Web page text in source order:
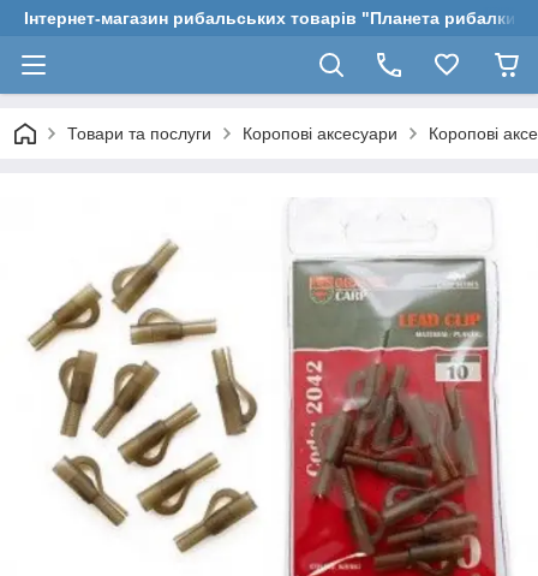
Інтернет-магазин рибальських товарів "Планета рибалки"
Товари та послуги Коропові аксесуари Коропові